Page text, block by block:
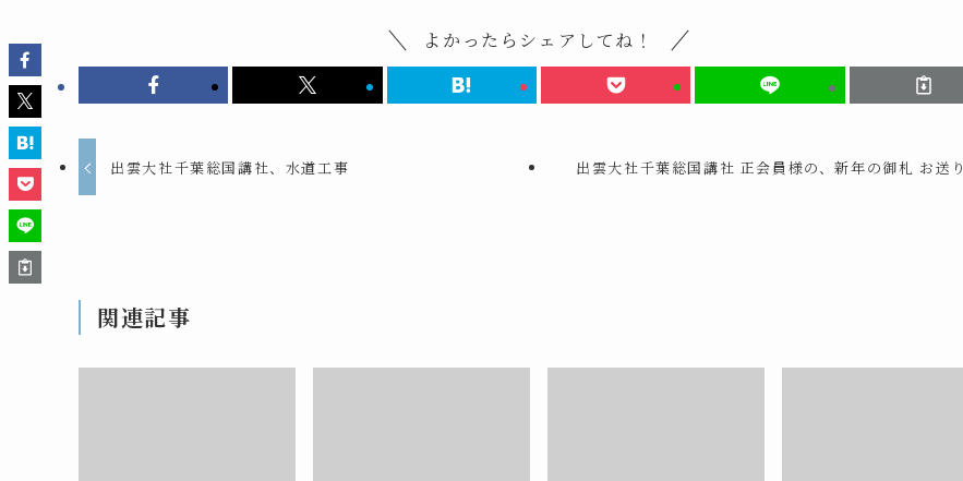
よかったらシェアしてね！
出雲大社千葉総国講社、水道工事 出雲大社千葉総国講社 正会員様の、新年の御札 お送り
関連記事